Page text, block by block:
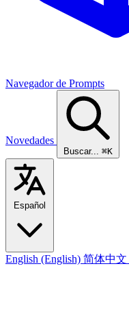
Navegador de Prompts
Novedades
Buscar... ⌘K
Español
English (English) 简体中文